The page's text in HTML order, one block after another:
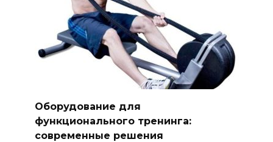
Оборудование для
функционального тренинга:
современные решения